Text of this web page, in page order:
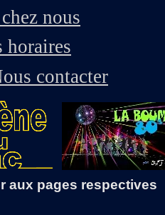
aux pages respectives
nous
horaires
contacter